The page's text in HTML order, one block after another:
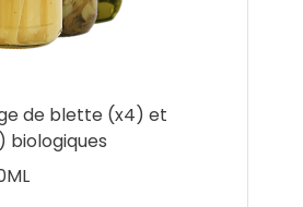
de blette (x4) et
biologiques